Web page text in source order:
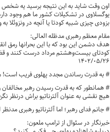
اون وقت شاید به این نتیجه برسید یه
یوگسلاوی در تشکیلات کشور ما هم وجود
بزودی چیزی شبیه کودتا یا آنچه در ونزوئلا
مقام معظم رهبری مدظله العالی:
هدف دشمن این بود که با این بحرانها رمق
کودتای بیست‌و‌هشتم مرداد درست کنند و
۱۴۰۲/۰۵/۲۶
# به قدرت رساندن مجدد پهلوی فریب است!
# همانطور که به قدرت رسیدن رهبر مخالفان
هیچ نقشی به عنوان آلترناتیو براش درنظر
# جانم فدای رهبر؛ اما آلترناتیو رهبری
خبرنگار در سئوال از ترامپ ملعون: